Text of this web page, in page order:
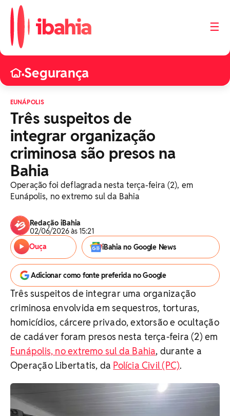
☰
•Segurança
EUNÁPOLIS
Três suspeitos de
integrar organização
criminosa são presos na
Bahia
Operação foi deflagrada nesta terça-feira (2), em
Eunápolis, no extremo sul da Bahia
Redação iBahia
02/06/2026 às 15:21
Ouça
iBahia no Google News
Adicionar como fonte preferida no Google
Três suspeitos de integrar uma organização
criminosa envolvida em sequestros, torturas,
homicídios, cárcere privado, extorsão e ocultação
de cadáver foram presos nesta terça-feira (2) em
Eunápolis, no extremo sul da Bahia, durante a
Operação Libertatis, da Polícia Civil (PC).